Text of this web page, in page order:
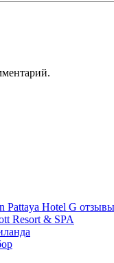
Hotel G отзывы
Resort & SPA